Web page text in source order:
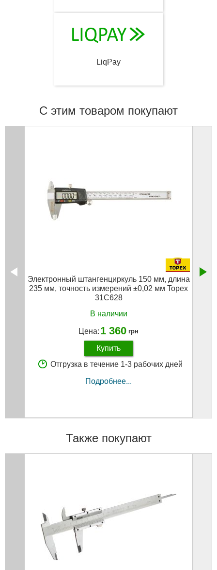
LiqPay
С этим товаром покупают
Электронный штангенциркуль 150 мм, длина
235 мм, точность измерений ±0,02 мм Topex
31C628
В наличии
Цена: 1 360 грн
Купить
Отгрузка в течение 1-3 рабочих дней
Подробнее...
Также покупают